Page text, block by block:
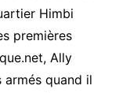
Himbi
premières
Ally
quand il